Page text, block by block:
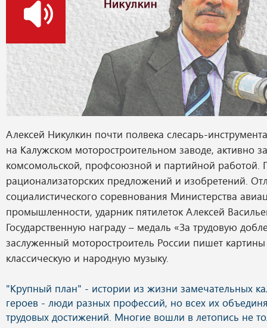
Алексей Никулкин почти полвека слесарь-
на Калужском моторостроительном заводе, активно
комсомольской, профсоюзной и партийной работой.
рационализаторских предложений и изобретений.
социалистического соревнования Министерства
промышленности, ударник пятилеток Алексей
Государственную награду – медаль «За трудовую
заслуженный моторостроитель России пишет
классическую и народную музыку.